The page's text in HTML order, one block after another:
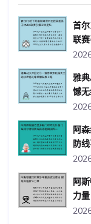
首
联
雅
憾
阿
防
阿
力量